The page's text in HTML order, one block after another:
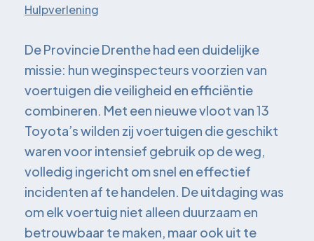
Hulpverlening
De Provincie Drenthe had een duidelijke
missie: hun weginspecteurs voorzien van
voertuigen die veiligheid en efficiëntie
combineren. Met een nieuwe vloot van 13
Toyota’s wilden zij voertuigen die geschikt
waren voor intensief gebruik op de weg,
volledig ingericht om snel en effectief
incidenten af te handelen. De uitdaging was
om elk voertuig niet alleen duurzaam en
betrouwbaar te maken, maar ook uit te